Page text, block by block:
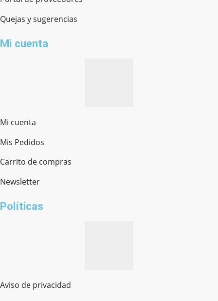
Quejas y sugerencias
Mi cuenta
Mi cuenta
Mis Pedidos
Carrito de compras
Newsletter
Políticas
Aviso de privacidad